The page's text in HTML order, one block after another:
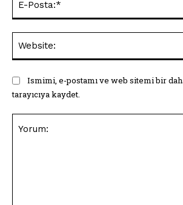
Ismimi, e-postamı ve web sitemi bir
tarayıcıya kaydet.